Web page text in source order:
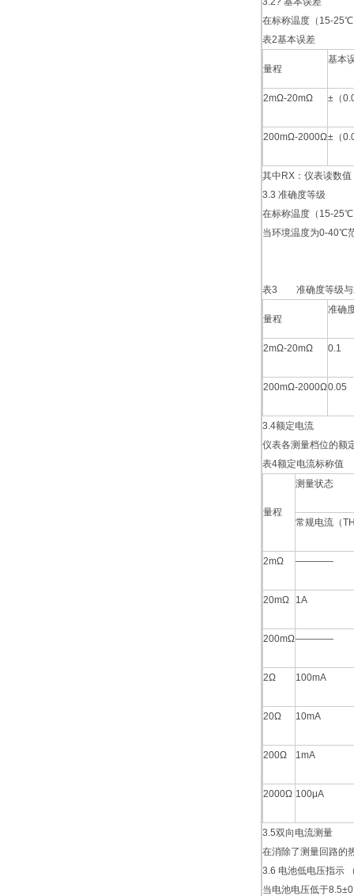
在标称温度（15-
表2基本误差
量程
基本
2mΩ-20mΩ ±（
200mΩ-2000Ω±（
其中RX：仪表读
3.3 准确度等级
在标称温度（15-25℃
当环境温度为0-40℃
表3 准确度等级与
量程
准确
2mΩ-20mΩ 0.1
200mΩ-2000Ω0.05
3.4额定电流
仪表各测量档位的额
表4额定电流标称值
量程
测量状态
常规电流（
2mΩ ————
20mΩ 1A
200mΩ————
2Ω 100mA
20Ω 10mA
200Ω 1mA
2000Ω 100μA
3.5双向电流测量
在消除了测量回路的
3.6 电池低电压指示
当电池电压低于